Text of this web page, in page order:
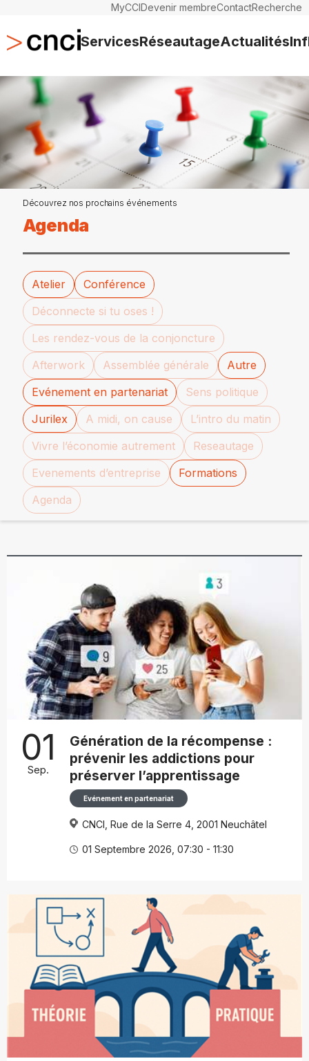
MyCCIDevenir membreContactRecherche
ServicesRéseautageActualités
Découvrez nos prochains événements
Agenda
Atelier
Conférence
Déconnecte si tu oses !
Les rendez-vous de la conjoncture
Afterwork
Assemblée générale
Autre
Evénement en partenariat
Sens politique
Jurilex
A midi, on cause
L’intro du matin
Vivre l’économie autrement
Reseautage
Evenements d’entreprise
Formations
Agenda
01
Sep.
Génération de la récompense :
prévenir les addictions pour
préserver l’apprentissage
Evénement en partenariat
CNCI, Rue de la Serre 4, 2001 Neuchâtel
01 Septembre 2026, 07:30 - 11:30